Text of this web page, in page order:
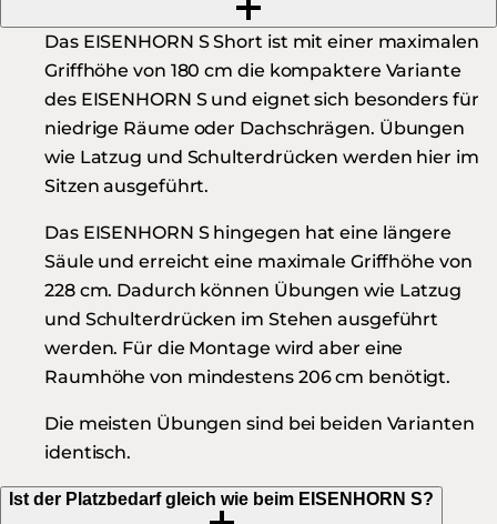
Das EISENHORN S Short ist mit einer maximalen
Griffhöhe von 180 cm die kompaktere Variante
des EISENHORN S und eignet sich besonders für
niedrige Räume oder Dachschrägen. Übungen
wie Latzug und Schulterdrücken werden hier im
Sitzen ausgeführt.
Das EISENHORN S hingegen hat eine längere
Säule und erreicht eine maximale Griffhöhe von
228 cm. Dadurch können Übungen wie Latzug
und Schulterdrücken im Stehen ausgeführt
werden. Für die Montage wird aber eine
Raumhöhe von mindestens 206 cm benötigt.
Die meisten Übungen sind bei beiden Varianten
identisch.
Ist der Platzbedarf gleich wie beim EISENHORN S?